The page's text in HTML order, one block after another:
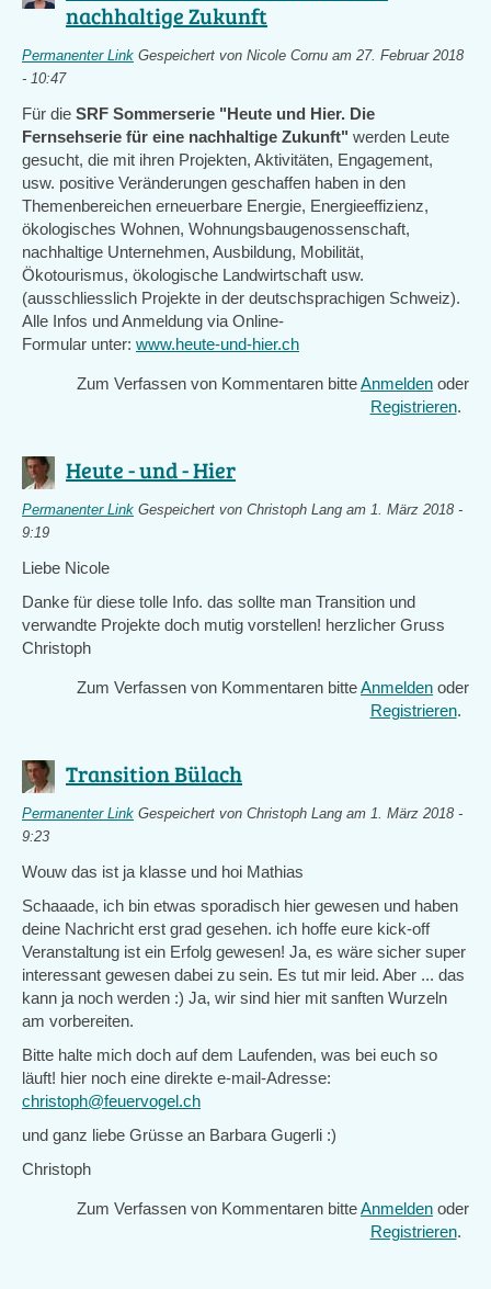
nachhaltige Zukunft
Permanenter Link Gespeichert von Nicole Cornu am 27. Februar 2018
- 10:47
Für die SRF Sommerserie "Heute und Hier. Die
Fernsehserie für eine nachhaltige Zukunft" werden Leute
gesucht, die mit ihren Projekten, Aktivitäten, Engagement,
usw. positive Veränderungen geschaffen haben in den
Themenbereichen erneuerbare Energie, Energieeffizienz,
ökologisches Wohnen, Wohnungsbaugenossenschaft,
nachhaltige Unternehmen, Ausbildung, Mobilität,
Ökotourismus, ökologische Landwirtschaft usw.
(ausschliesslich Projekte in der deutschsprachigen Schweiz).
Alle Infos und Anmeldung via Online-
Formular unter: www.heute-und-hier.ch
Zum Verfassen von Kommentaren bitteAnmelden oder
Registrieren.
Heute - und - Hier
Permanenter Link Gespeichert von Christoph Lang am 1. März 2018 -
9:19
Liebe Nicole
Danke für diese tolle Info. das sollte man Transition und
verwandte Projekte doch mutig vorstellen! herzlicher Gruss
Christoph
Zum Verfassen von Kommentaren bitteAnmelden oder
Registrieren.
Transition Bülach
Permanenter Link Gespeichert von Christoph Lang am 1. März 2018 -
9:23
Wouw das ist ja klasse und hoi Mathias
Schaaade, ich bin etwas sporadisch hier gewesen und haben
deine Nachricht erst grad gesehen. ich hoffe eure kick-off
Veranstaltung ist ein Erfolg gewesen! Ja, es wäre sicher super
interessant gewesen dabei zu sein. Es tut mir leid. Aber ... das
kann ja noch werden :) Ja, wir sind hier mit sanften Wurzeln
am vorbereiten.
Bitte halte mich doch auf dem Laufenden, was bei euch so
läuft! hier noch eine direkte e-mail-Adresse:
christoph@feuervogel.ch
und ganz liebe Grüsse an Barbara Gugerli :)
Christoph
Zum Verfassen von Kommentaren bitteAnmelden oder
Registrieren.